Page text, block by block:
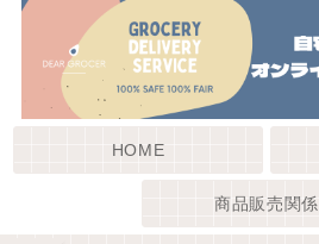
HOME
商品販売関係